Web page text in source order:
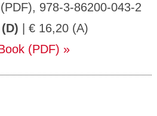
978-3-86200-043-2
| € 16,20 (A)
(PDF)